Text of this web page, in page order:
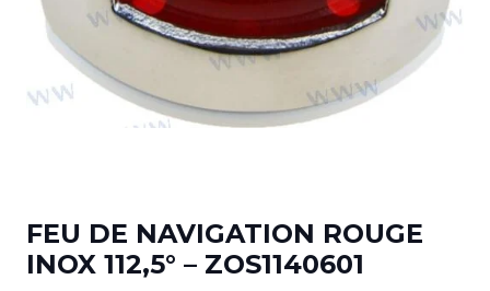
FEU DE NAVIGATION ROUGE
INOX 112,5° – ZOS1140601